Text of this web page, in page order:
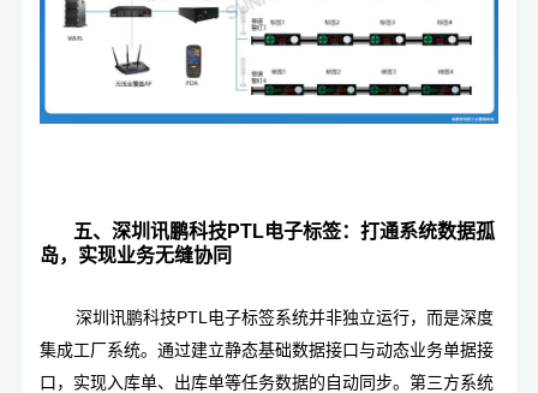
五、深圳讯鹏科技PTL电子标签：打通系统数据孤
岛，实现业务无缝协同
深圳讯鹏科技PTL电子标签系统并非独立运行，而是深度
集成工厂系统。通过建立静态基础数据接口与动态业务单据接
口，实现入库单、出库单等任务数据的自动同步。第三方系统